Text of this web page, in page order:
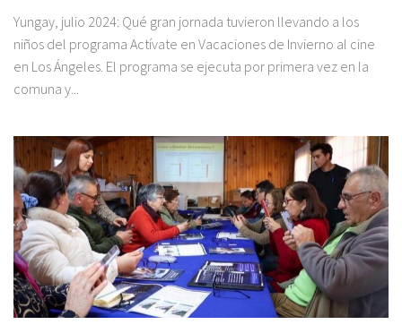
Yungay, julio 2024: Qué gran jornada tuvieron llevando a los
niños del programa Actívate en Vacaciones de Invierno al cine
en Los Ángeles. El programa se ejecuta por primera vez en la
comuna y...